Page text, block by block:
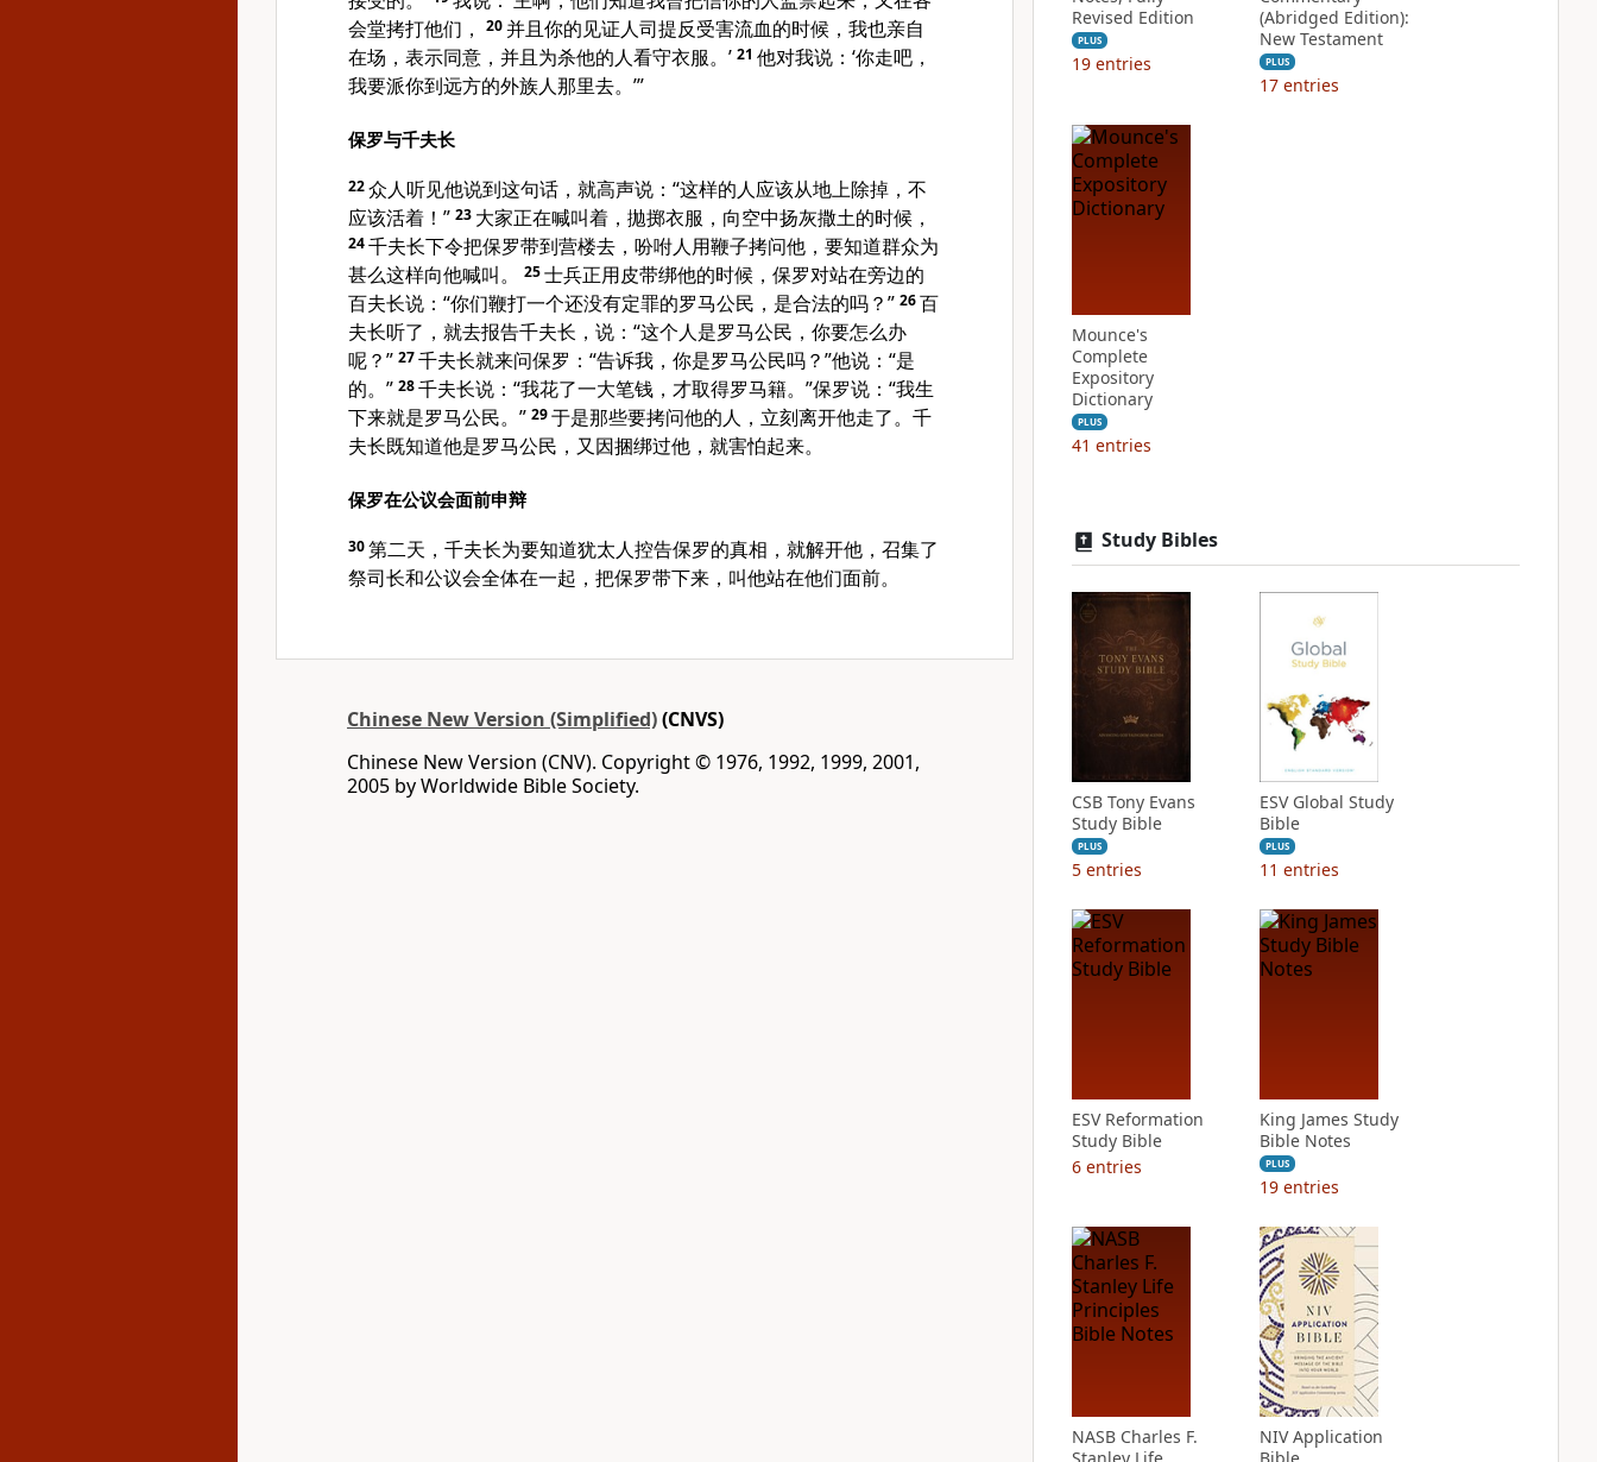
会堂拷打他们，
20并且你的见证人司提反受害流血的时候，我也亲自
在场，表示同意，并且为杀他的人看守衣服。’ 21 他对我说：‘你走吧，
我要派你到远方的外族人那里去。’”
保罗与千夫长
22众人听见他说到这句话，就高声说：“这样的人应该从地上除掉，不
应该活着！” 23 大家正在喊叫着，拋掷衣服，向空中扬灰撒土的时候，
24千夫长下令把保罗带到营楼去，吩咐人用鞭子拷问他，要知道群众为
甚么这样向他喊叫。
25士兵正用皮带绑他的时候，保罗对站在旁边的
百夫长说：“你们鞭打一个还没有定罪的罗马公民，是合法的吗？” 26百
夫长听了，就去报告千夫长，说：“这个人是罗马公民，你要怎么办
呢？” 27千夫长就来问保罗：“告诉我，你是罗马公民吗？”他说：“是
的。” 28千夫长说：“我花了一大笔钱，才取得罗马籍。”保罗说：“我生
下来就是罗马公民。” 29于是那些要拷问他的人，立刻离开他走了。千
夫长既知道他是罗马公民，又因捆绑过他，就害怕起来。
保罗在公议会面前申辩
30第二天，千夫长为要知道犹太人控告保罗的真相，就解开他，召集了
祭司长和公议会全体在一起，把保罗带下来，叫他站在他们面前。
Chinese New Version (Simplified)(CNVS)
Chinese New Version (CNV). Copyright © 1976, 1992, 1999, 2001,
2005 by Worldwide Bible Society.
Revised Edition
PLUS
19 entries
(Abridged Edition):
New Testament
PLUS
17 entries
Mounce's
Complete
Expository
Dictionary
PLUS
41 entries
Study Bibles
CSB Tony Evans
Study Bible
PLUS
5 entries
ESV Global Study
Bible
PLUS
11 entries
ESV Reformation
Study Bible
6 entries
King James Study
Bible Notes
PLUS
19 entries
NASB Charles F.
NIV Application